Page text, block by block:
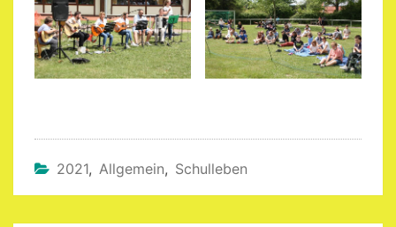
2021, Allgemein, Schulleben